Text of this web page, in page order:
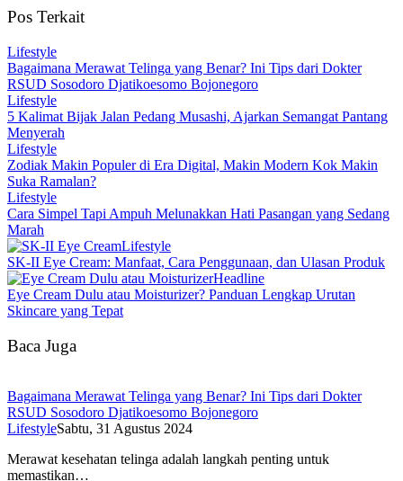
Pos Terkait
Lifestyle
Bagaimana Merawat Telinga yang Benar? Ini Tips dari Dokter
RSUD Sosodoro Djatikoesomo Bojonegoro
Lifestyle
5 Kalimat Bijak Jalan Pedang Musashi, Ajarkan Semangat Pantang
Menyerah
Lifestyle
Zodiak Makin Populer di Era Digital, Makin Modern Kok Makin
Suka Ramalan?
Lifestyle
Cara Simpel Tapi Ampuh Melunakkan Hati Pasangan yang Sedang
Marah
Lifestyle
SK-II Eye Cream: Manfaat, Cara Penggunaan, dan Ulasan Produk
Headline
Eye Cream Dulu atau Moisturizer? Panduan Lengkap Urutan
Skincare yang Tepat
Baca Juga
Bagaimana Merawat Telinga yang Benar? Ini Tips dari Dokter
RSUD Sosodoro Djatikoesomo Bojonegoro
LifestyleSabtu, 31 Agustus 2024
Merawat kesehatan telinga adalah langkah penting untuk
memastikan…